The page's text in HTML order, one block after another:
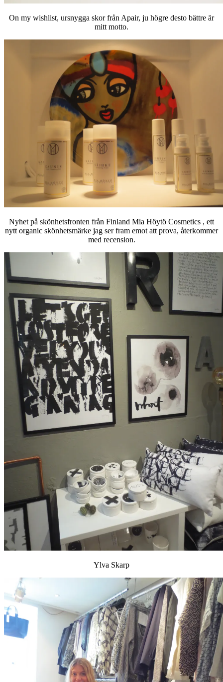
On my wishlist, ursnygga skor från Apair, ju högre desto bättre är
mitt motto.
Nyhet på skönhetsfronten från Finland Mia Höytö Cosmetics , ett
nytt organic skönhetsmärke jag ser fram emot att prova, återkommer
med recension.
Ylva Skarp